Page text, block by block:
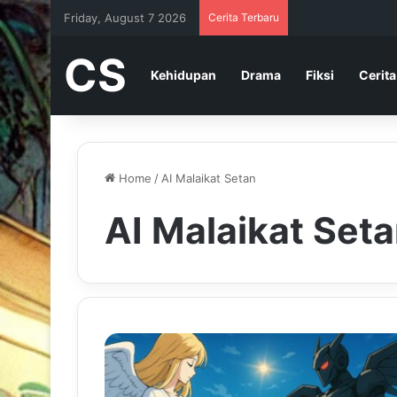
Friday, August 7 2026 Cerita Terbaru
CS Kehidupan Drama Fiksi
Home / AI Malaikat Setan
AI Malaikat